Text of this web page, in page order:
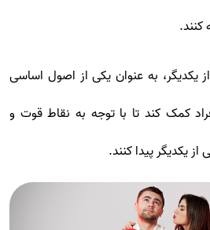
کنند.
یکدیگر، به عنوان یکی از اصول اساسی
کمک کند تا با توجه به نقاط قوت و
پیدا کنند.